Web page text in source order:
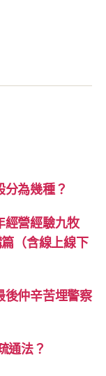
為幾種？
經營經驗九牧
（含線上線下
後仲辛苦埋警察
通法？